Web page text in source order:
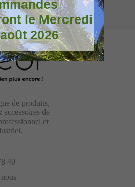
de produits,
accessoires de
et
40
le Mercredi
2026